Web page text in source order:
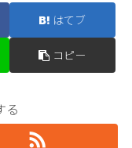
はてブ
コピー
る